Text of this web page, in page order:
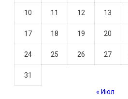
10 11 12 13
17 18 19 20
24 25 26 27
31
« Июл